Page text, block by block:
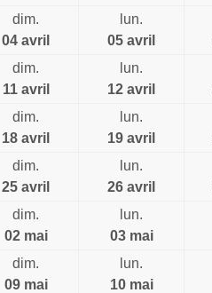
dim.
04 avril
lun.
05 avril
dim.
11 avril
lun.
12 avril
dim.
18 avril
lun.
19 avril
dim.
25 avril
lun.
26 avril
dim.
02 mai
lun.
03 mai
dim.
09 mai
lun.
10 mai